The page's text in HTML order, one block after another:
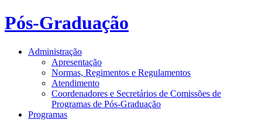
Pós-Graduação
Administração
Apresentação
Normas, Regimentos e Regulamentos
Atendimento
Coordenadores e Secretários de Comissões de
Programas de Pós-Graduação
Programas